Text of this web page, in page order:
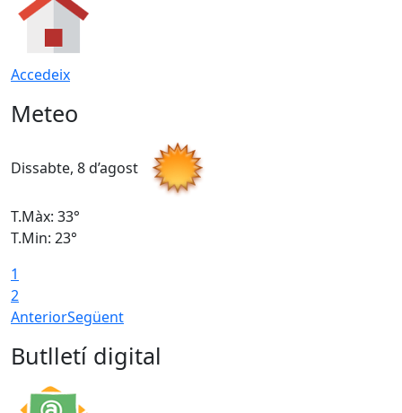
Accedeix
Meteo
Dissabte, 8 d’agost
T.Màx: 33°
T.Min: 23°
1
2
AnteriorSegüent
Butlletí digital